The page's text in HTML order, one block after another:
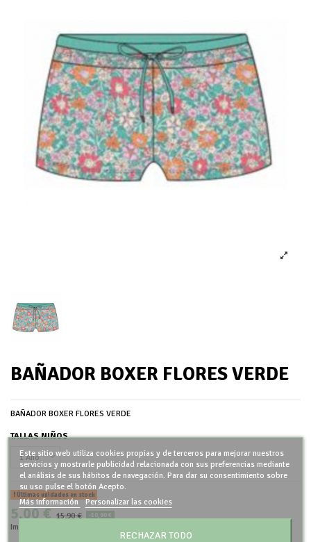
BAÑADOR BOXER FLORES VERDE
BAÑADOR BOXER FLORES VERDE
TALLAS NIÑOS
Últimas unidades en stock
5,00 €15,90 € -10,90 €
Impuestos incluidos
Este sitio web utiliza cookies propias y de terceros para mejorar nuestros
servicios y mostrarle publicidad relacionada con sus preferencias mediante
el análisis de sus hábitos de navegación. Para dar su consentimiento sobre
su uso pulse el botón Acepto.
Más información Personalizar las cookies
RECHAZAR TODO